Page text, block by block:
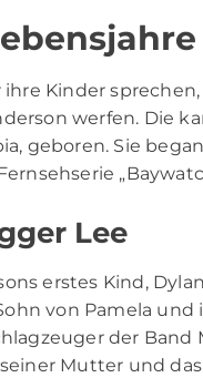
Kinder
werfen. Die
geboren. Sie
Lee
erstes Kind,
von Pamela
der
Mutter und